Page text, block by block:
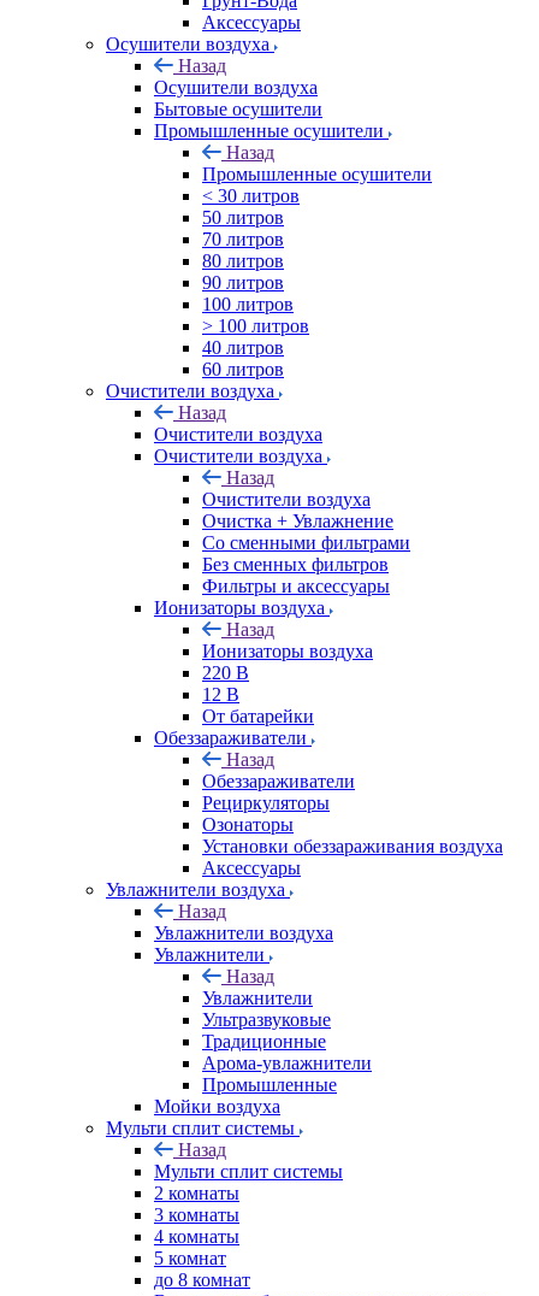
Аксессуары
Осушители воздуха
Назад
Осушители воздуха
Бытовые осушители
Промышленные осушители
Назад
Промышленные осушители
< 30 литров
50 литров
70 литров
80 литров
90 литров
100 литров
> 100 литров
40 литров
60 литров
Очистители воздуха
Назад
Очистители воздуха
Очистители воздуха
Назад
Очистители воздуха
Очистка + Увлажнение
Cо сменными фильтрами
Без сменных фильтров
Фильтры и аксессуары
Ионизаторы воздуха
Назад
Ионизаторы воздуха
220 В
12 В
От батарейки
Обеззараживатели
Назад
Обеззараживатели
Рециркуляторы
Озонаторы
Установки обеззараживания воздуха
Аксессуары
Увлажнители воздуха
Назад
Увлажнители воздуха
Увлажнители
Назад
Увлажнители
Ультразвуковые
Традиционные
Арома-увлажнители
Промышленные
Мойки воздуха
Мульти сплит системы
Назад
Мульти сплит системы
2 комнаты
3 комнаты
4 комнаты
5 комнат
до 8 комнат